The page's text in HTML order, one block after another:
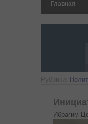
Главная
Рубрики:
Ибрагим